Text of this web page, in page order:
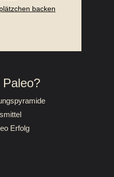
backen
Erfolg